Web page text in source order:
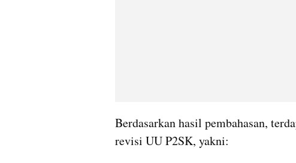
Berdasarkan hasil pembahasan,
revisi UU P2SK, yakni: